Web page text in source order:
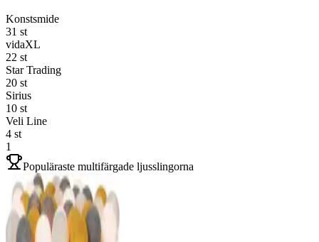
Konstsmide
31 st
vidaXL
22 st
Star Trading
20 st
Sirius
10 st
Veli Line
4 st
1
Populäraste multifärgade ljusslingorna